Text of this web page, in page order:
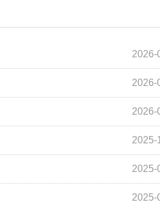
2026-
2026-
2026-
2025-
2025-
2025-